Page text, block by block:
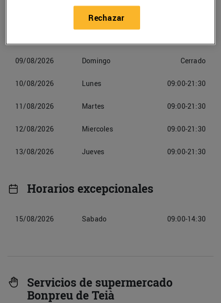
Viernes
09/08/2026 Domingo Cerrado
10/08/2026 Lunes 09:00-21:30
11/08/2026 Martes 09:00-21:30
12/08/2026 Miercoles 09:00-21:30
13/08/2026 Jueves 09:00-21:30
Horarios excepcionales
15/08/2026 Sabado 09:00-14:30
Servicios de supermercado
Bonpreu de Teià
Rechazar